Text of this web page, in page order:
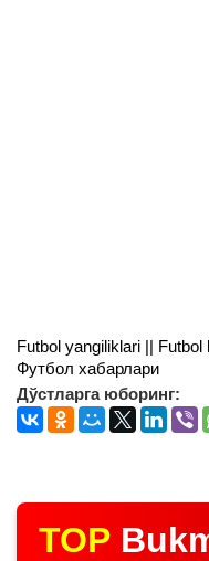
Futbol yangiliklari ||
Футбол хабарлари
Дўстларга юборинг:
TOP